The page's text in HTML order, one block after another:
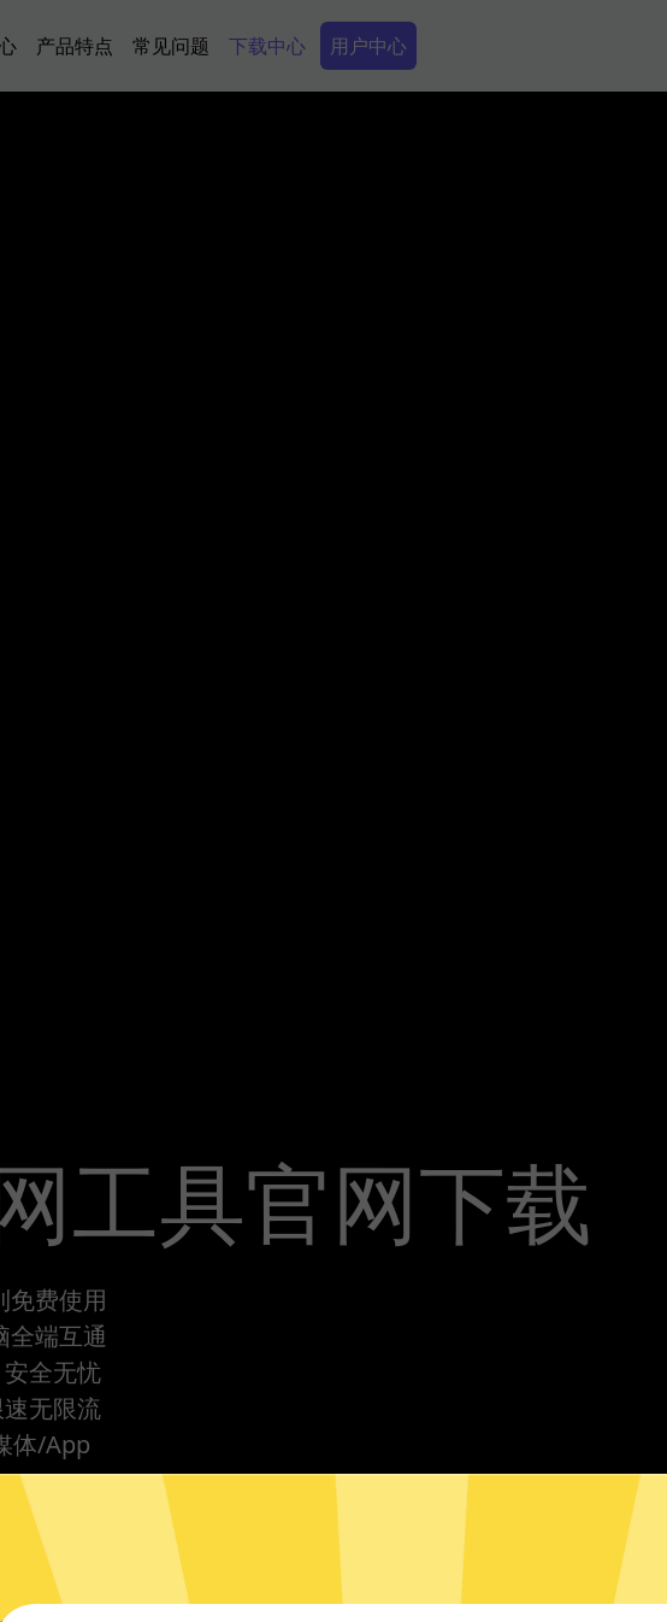
产品特点 常见问题 下载中心 Secondary Menu
用户中心
工具官网下载
免费使用
全端互通
全无忧
无限流
体/App
科学上网工具安卓版下载
下载 科学上网工具Mac版下载